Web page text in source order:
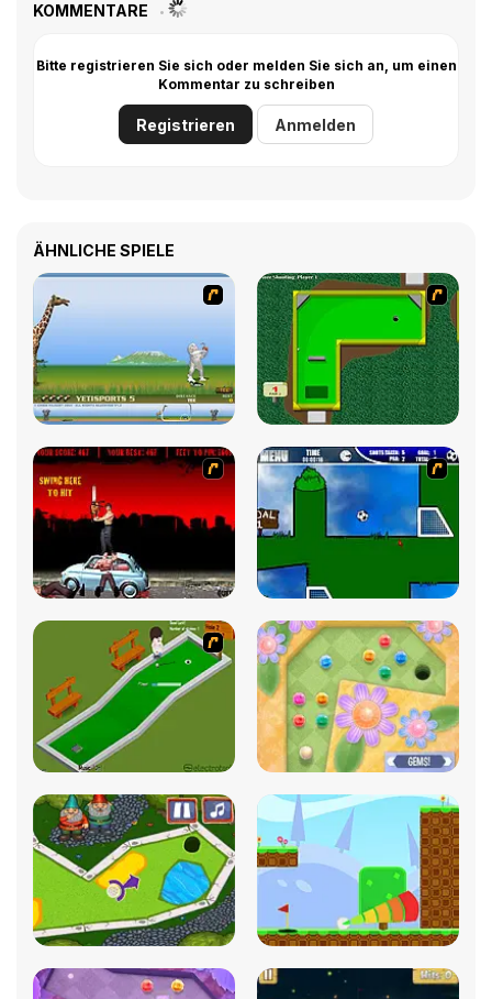
KOMMENTARE
Bitte registrieren Sie sich oder melden Sie sich an, um einen
Kommentar zu schreiben
Registrieren Anmelden
ÄHNLICHE SPIELE